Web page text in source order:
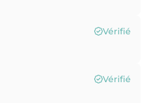
Vérifié
Vérifié